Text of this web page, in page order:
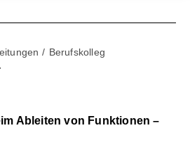
/ Berufskolleg
Ableiten von Funktionen –